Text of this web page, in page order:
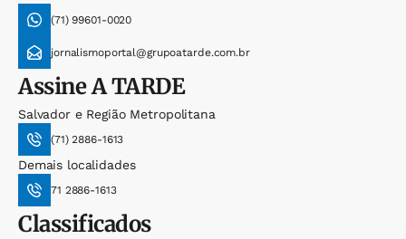
(71) 99601-0020
jornalismoportal@grupoatarde.com.br
AssineA TARDE
Salvador e Região Metropolitana
(71) 2886-1613
Demais localidades
71 2886-1613
Classificados